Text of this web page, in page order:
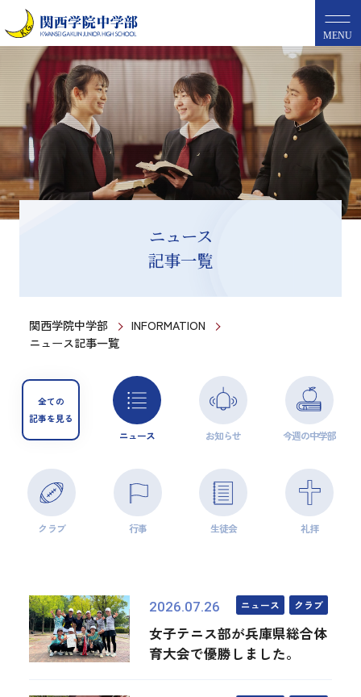
MENU
ニュース
記事一覧
関西学院中学部
INFORMATION
ニュース記事一覧
全ての
記事を見る
ニュース お知らせ 今週の中学部
クラブ 行事 生徒会 礼拝
2026.07.26 ニュース クラブ
女子テニス部が兵庫県総合体
育大会で優勝しました。